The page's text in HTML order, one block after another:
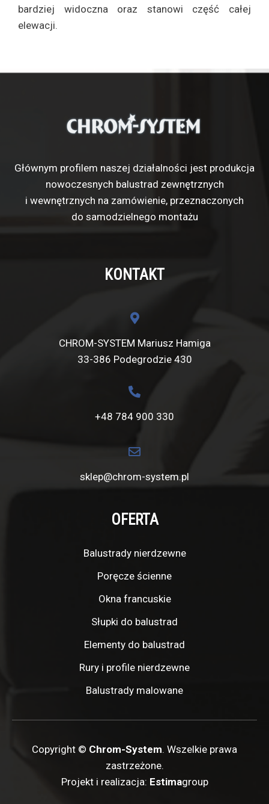
bardziej widoczna oraz stanowi część całej
elewacji.
Głównym profilem naszej działalności jest produkcja
nowoczesnych balustrad zewnętrznych
i wewnętrznych na zamówienie, przeznaczonych
do samodzielnego montażu
KONTAKT
CHROM-SYSTEM Mariusz Hamiga
33-386 Podegrodzie 430
+48 784 900 330
sklep@chrom-system.pl
OFERTA
Balustrady nierdzewne
Poręcze ścienne
Okna francuskie
Słupki do balustrad
Elementy do balustrad
Rury i profile nierdzewne
Balustrady malowane
Copyright © Chrom-System. Wszelkie prawa
zastrzeżone.
Projekt i realizacja: Estimagroup